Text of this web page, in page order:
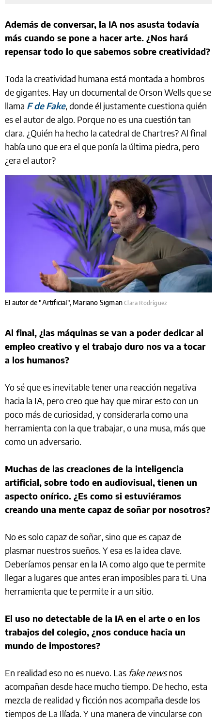
Además de conversar, la IA nos asusta todavía
más cuando se pone a hacer arte. ¿Nos hará
repensar todo lo que sabemos sobre creatividad?
Toda la creatividad humana está montada a hombros
de gigantes. Hay un documental de Orson Wells que se
llama F de Fake, donde él justamente cuestiona quién
es el autor de algo. Porque no es una cuestión tan
clara. ¿Quién ha hecho la catedral de Chartres? Al final
había uno que era el que ponía la última piedra, pero
¿era el autor?
El autor de "Artificial", Mariano SigmanClara Rodríguez
Al final, ¿las máquinas se van a poder dedicar al
empleo creativo y el trabajo duro nos va a tocar
a los humanos?
Yo sé que es inevitable tener una reacción negativa
hacia la IA, pero creo que hay que mirar esto con un
poco más de curiosidad, y considerarla como una
herramienta con la que trabajar, o una musa, más que
como un adversario.
Muchas de las creaciones de la inteligencia
artificial, sobre todo en audiovisual, tienen un
aspecto onírico. ¿Es como si estuviéramos
creando una mente capaz de soñar por nosotros?
No es solo capaz de soñar, sino que es capaz de
plasmar nuestros sueños. Y esa es la idea clave.
Deberíamos pensar en la IA como algo que te permite
llegar a lugares que antes eran imposibles para ti. Una
herramienta que te permite ir a un sitio.
El uso no detectable de la IA en el arte o en los
trabajos del colegio, ¿nos conduce hacia un
mundo de impostores?
En realidad eso no es nuevo. Las fake newsnos
acompañan desde hace mucho tiempo. De hecho, esta
mezcla de realidad y ficción nos acompaña desde los
tiempos de La Ilíada. Y una manera de vincularse con